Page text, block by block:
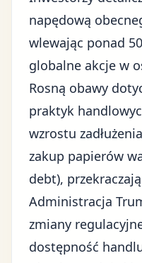
napędową
wlewając ponad
globalne akcje w
Rosną obawy
praktyk
wzrostu
zakup papierów
debt),
Administracja
zmiany
dostępność